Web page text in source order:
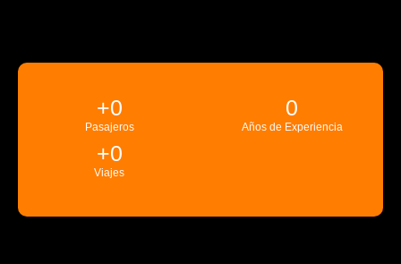
Pasajeros
+0
Años de Experiencia
0
Viajes
+0